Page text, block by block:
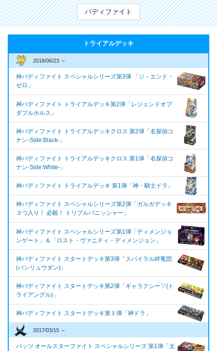
バディファイト
トライアルデッキ
2018/06/23 ～
神バディファイト スペシャルシリーズ第3弾 「ジ・エンド・
ゼロ」
神バディファイト トライアルデッキ第2弾「レジェンドオブ
ダブルホルス」
神バディファイト トライアルデッキクロス 第2弾「名探偵コ
ナン-Side:Black-」
神バディファイト トライアルデッキクロス 第1弾「名探偵コ
ナン-Side:White-」
神バディファイト トライアルデッキ 第1弾「神・騎士ドラ」
神バディファイト スペシャルシリーズ第2弾「ガルガデッキ
３つ入り！ 必殺！ トリプルパニッシャー」
神バディファイト スペシャルシリーズ第1弾「ディメンジョ
ンゲート」＆「ロスト・ヴァニティ・ディメンジョン」
神バディファイト スタートデッキ第3弾「スパイラル絆竜団
(バンリュウダン)」
神バディファイト スタートデッキ第2弾「ギャラクシー▽(ト
ライアングル)」
神バディファイト スタートデッキ第１弾「神ドラ」
2017/03/15 ～
バッツ オールスターファイト スペシャルシリーズ 第1弾「太